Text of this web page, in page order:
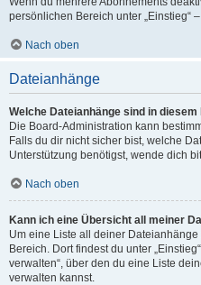
persönlichen Bereich unter „Einstieg“
Nach oben
Dateianhänge
Welche Dateianhänge sind in
Die Board-Administration kann
Falls du dir nicht sicher bist, welche
Unterstützung benötigst, wende dich
Nach oben
Kann ich eine Übersicht all meiner
Um eine Liste all deiner
Bereich. Dort findest du unter
verwalten“, über den du eine Liste
verwalten kannst.